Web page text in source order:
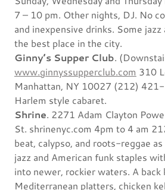
7 – 10 pm. Other nights, DJ. No
and inexpensive drinks. Some jazz
the best place in the city.
Ginny’s Supper Club.
www.ginnyssupperclub.com 310
Manhattan, NY 10027 (212)
Harlem style cabaret.
Shrine. 2271 Adam Clayton
St. shrinenyc.com 4pm to 4 am
beat, calypso, and roots-reggae
jazz and American funk staples
into newer, rockier waters. A
Mediterranean platters, chicken